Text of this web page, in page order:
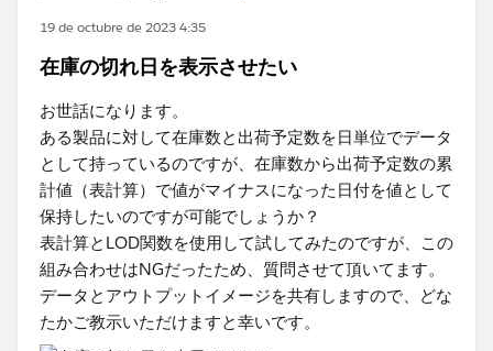
19 de octubre de 2023 4:35
在庫の切れ日を表示させたい
お世話になります。
ある製品に対して在庫数と出荷予定数を日単位でデータ
として持っているのですが、在庫数から出荷予定数の累
計値（表計算）​で値がマイナスになった日付を値として
保持したいのですが可能でしょうか？
表計算とLOD関数を使用して試してみたのですが、この
組み合わせはNGだったため、質問させて頂いてます。​
データとアウトプットイメージを共有しますので、どな
たかご教示いただけますと幸いです。